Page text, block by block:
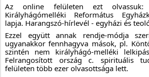
Az online felületen ezt
Királyhágómelléki Református
lapja. Harangszó-hírlevél - egyházi és
Ezzel együtt annak rendje-módja
ugyanakkor fennhagyva mások, pl.
szintén nem királyhágó-melléki
Felrangosított ország c. spirituális
felületen több ezer olvasottsága lett.